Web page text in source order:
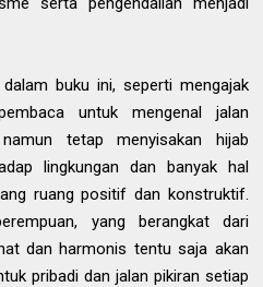
buku ini, seperti mengajak
untuk mengenal jalan
tetap menyisakan hijab
lingkungan dan banyak hal
ruang positif dan konstruktif.
yang berangkat dari
dan harmonis tentu saja akan
pribadi dan jalan pikiran setiap